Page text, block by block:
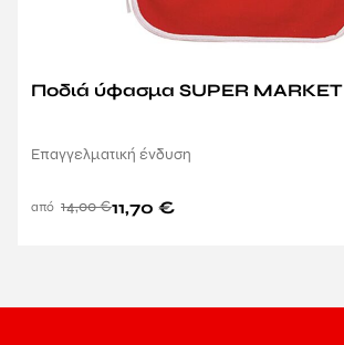
Ποδιά ύφασμα SUPER MARKET
Επαγγελματική ένδυση
14,00€11,70 €